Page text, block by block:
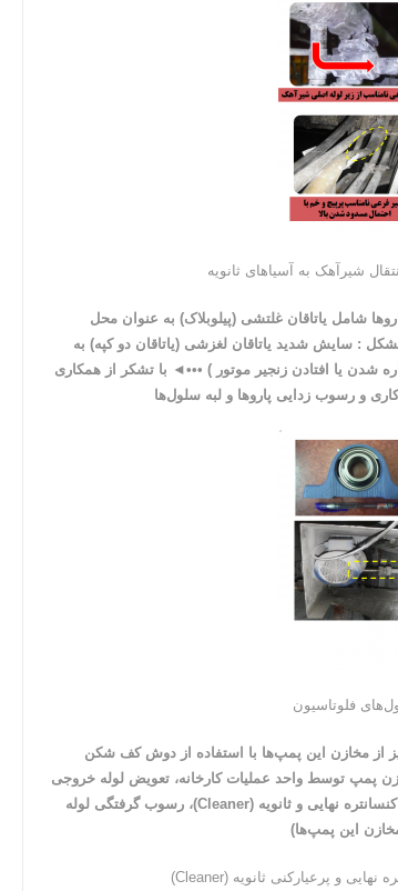
شامل یاتاقان غلتشی (پیلوبلاک) به عنوان محل
: سایش شدید یاتاقان لغزشی (یاتاقان دو کپه‌) به
شدن یا افتادن زنجیر موتور ) •••◄ با تشکر از همکاری
و رسوب زدایی پاروها و لبه سلول‌ها
از مخازن این پمپ‌ها با استفاده از دوش کف شکن
پمپ توسط واحد عملیات کارخانه، تعویض لوله خروجی
رسوب گرفته یکی از پمپ‌ها (مشکل : تجمع کف در مخازن پمپ‌های انتقال کنسانتره نهایی و ثانویه (Cleaner)، رسوب گرفتگی لوله
این پمپ‌ها)